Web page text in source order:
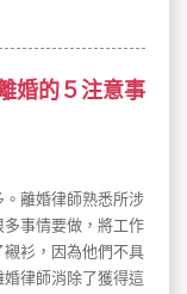
婚的５注意事
離婚律師熟悉所涉
事情要做，將工作
衫，因為他們不具
律師消除了獲得這